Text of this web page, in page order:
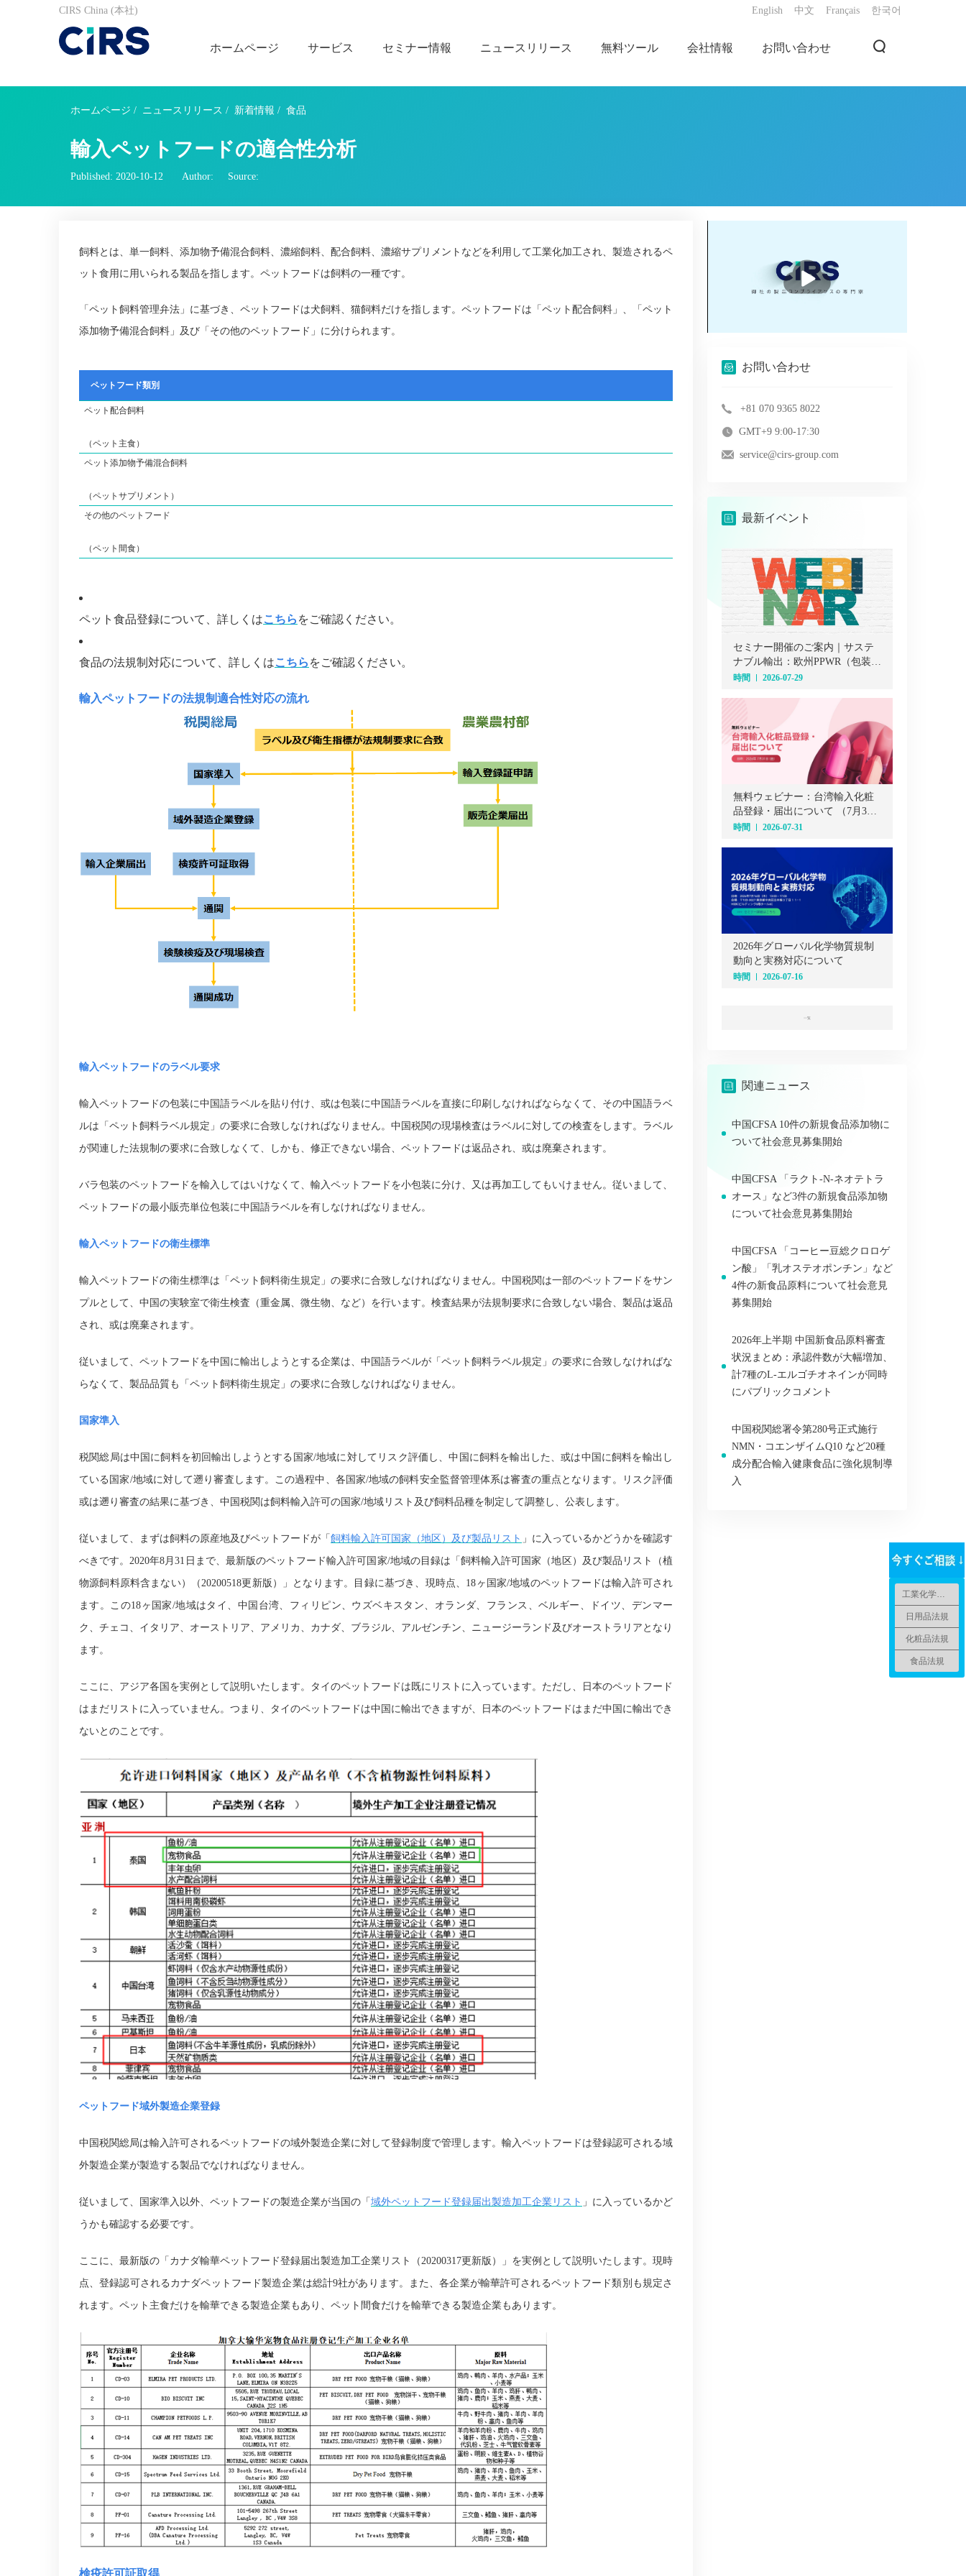
CIRS China (本社) English 中文 Français 한국어
ホームページ サービス セミナー情報 ニュースリリース 無料ツール 会社情報 お問い合わせ
ホームページ / ニュースリリース / 新着情報 / 食品
輸入ペットフードの適合性分析
Published: 2020-10-12 Author: Source:
飼料とは、単一飼料、添加物予備混合飼料、濃縮飼料、配合飼料、濃縮サプリメントなどを利用して工業化加工され、製造されるペ
ット食用に用いられる製品を指します。ペットフードは飼料の一種です。
「ペット飼料管理弁法」に基づき、ペットフードは犬飼料、猫飼料だけを指します。ペットフードは「ペット配合飼料」、「ペット
添加物予備混合飼料」及び「その他のペットフード」に分けられます。
ペットフード類別
ペット配合飼料
（ペット主食）
ペット添加物予備混合飼料
（ペットサプリメント）
その他のペットフード
（ペット間食）
ペット食品登録について、詳しくはこちら をご確認ください。
食品の法規制対応について、詳しくはこちら をご確認ください。
輸入ペットフードの法規制適合性対応の流れ
輸入ペットフードのラベル要求
輸入ペットフードの包装に中国語ラベルを貼り付け、或は包装に中国語ラベルを直接に印刷しなければならなくて、その中国語ラベ
ルは「ペット飼料ラベル規定」の要求に合致しなければなりません。中国税関の現場検査はラベルに対しての検査をします。ラベル
が関連した法規制の要求に合致しなくて、しかも、修正できない場合、ペットフードは返品され、或は廃棄されます。
バラ包装のペットフードを輸入してはいけなくて、輸入ペットフードを小包装に分け、又は再加工してもいけません。従いまして、
ペットフードの最小販売単位包装に中国語ラベルを有しなければなりません。
輸入ペットフードの衛生標準
輸入ペットフードの衛生標準は「ペット飼料衛生規定」の要求に合致しなければなりません。中国税関は一部のペットフードをサン
プルとして、中国の実験室で衛生検査（重金属、微生物、など）を行います。検査結果が法規制要求に合致しない場合、製品は返品
され、或は廃棄されます。
従いまして、ペットフードを中国に輸出しようとする企業は、中国語ラベルが「ペット飼料ラベル規定」の要求に合致しなければな
らなくて、製品品質も「ペット飼料衛生規定」の要求に合致しなければなりません。
国家準入
税関総局は中国に飼料を初回輸出しようとする国家/地域に対してリスク評価し、中国に飼料を輸出した、或は中国に飼料を輸出し
ている国家/地域に対して遡り審査します。この過程中、各国家/地域の飼料安全監督管理体系は審査の重点となります。リスク評価
或は遡り審査の結果に基づき、中国税関は飼料輸入許可の国家/地域リスト及び飼料品種を制定して調整し、公表します。
従いまして、まずは飼料の原産地及びペットフードが「 飼料輸入許可国家（地区）及び製品リスト 」に入っているかどうかを確認す
べきです。 2020年8 月31 日まで、最新版のペットフード輸入許可国家/地域の目録は「飼料輸入許可国家（地区）及び製品リスト（植
物源飼料原料含まない）（ 20200518更新版）」となります。目録に基づき、現時点、 18 ヶ国家/地域のペットフードは輸入許可され
ます。この18 ヶ国家/地域はタイ、中国台湾、フィリピン、ウズベキスタン、オランダ、フランス、ベルギー、ドイツ、デンマー
ク、チェコ、イタリア、オーストリア、アメリカ、カナダ、ブラジル、アルゼンチン、ニュージーランド及びオーストラリアとなり
ます。
ここに、アジア各国を実例として説明いたします。タイのペットフードは既にリストに入っています。ただし、日本のペットフード
はまだリストに入っていません。つまり、タイのペットフードは中国に輸出できますが、日本のペットフードはまだ中国に輸出でき
ないとのことです。
ペットフード域外製造企業登録
中国税関総局は輸入許可されるペットフードの域外製造企業に対して登録制度で管理します。輸入ペットフードは登録認可される域
外製造企業が製造する製品でなければなりません。
従いまして、国家準入以外、ペットフードの製造企業が当国の「 域外ペットフード登録届出製造加工企業リスト 」に入っているかど
うかも確認する必要です。
ここに、最新版の「カナダ輸華ペットフード登録届出製造加工企業リスト（20200317更新版）」を実例として説明いたします。現時
点、登録認可されるカナダペットフード製造企業は総計9社があります。また、各企業が輸華許可されるペットフード類別も規定さ
れます。ペット主食だけを輸華できる製造企業もあり、ペット間食だけを輸華できる製造企業もあります。
検疫許可証取得
播
放
お問い合わせ
+81 070 9365 8022
GMT+9 9:00-17:30
service@cirs-group.com
最新イベント
セミナー開催のご案内｜サステ
ナブル輸出：欧州PPWR（包装・
包装廃棄物規則）オンラインセ
時間 2026-07-29
無料ウェビナー：台湾輸入化粧
品登録・届出について （7月31
日）
時間 2026-07-31
2026年グローバル化学物質規制
動向と実務対応について
時間 2026-07-16
一覧
関連ニュース
中国CFSA 10件の新規食品添加物に
ついて社会意見募集開始
中国CFSA 「ラクト-N-ネオテトラ
オース」など3件の新規食品添加物
について社会意見募集開始
中国CFSA 「コーヒー豆総クロロゲ
ン酸」「乳オステオポンチン」など
4件の新食品原料について社会意見
募集開始
2026年上半期 中国新食品原料審査
状況まとめ：承認件数が大幅増加、
計7種のL-エルゴチオネインが同時
にパブリックコメント
中国税関総署令第280号正式施行
NMN・コエンザイムQ10 など20種
成分配合輸入健康食品に強化規制導
入
工業化学品法規
日用品法規
化粧品法規
食品法規